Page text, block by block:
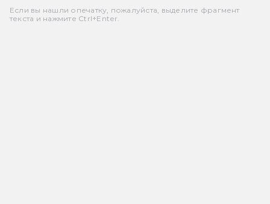
Если вы нашли опечатку, пожалуйста, выделите фрагмент
текста и нажмите Ctrl+Enter.